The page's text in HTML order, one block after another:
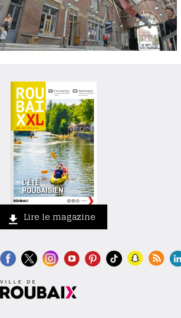
Lire le magazine